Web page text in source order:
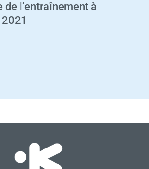
de l’entraînement à